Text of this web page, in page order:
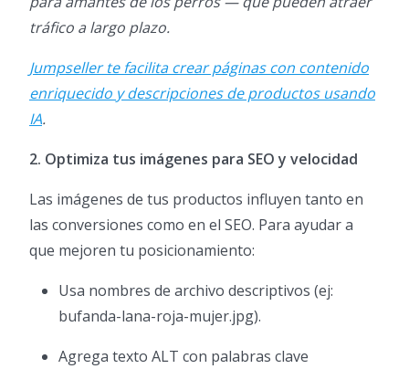
tráfico a largo plazo.
Jumpseller te facilita crear páginas con contenido
enriquecido y descripciones de productos usando
IA.
2. Optimiza tus imágenes para SEO y velocidad
Las imágenes de tus productos influyen tanto en
las conversiones como en el SEO. Para ayudar a
que mejoren tu posicionamiento:
Usa nombres de archivo descriptivos (ej:
bufanda-lana-roja-mujer.jpg).
Agrega texto ALT con palabras clave